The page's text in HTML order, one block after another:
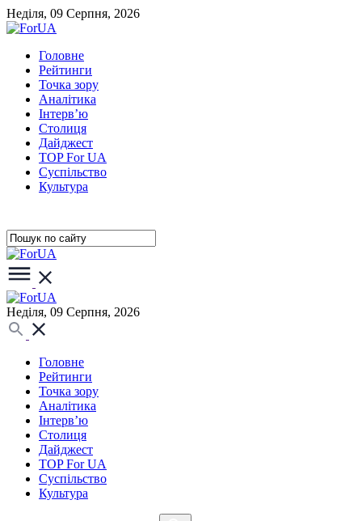
Неділя, 09 Серпня, 2026
Головне
Рейтинги
Точка зору
Аналітика
Інтерв’ю
Столиця
Дайджест
TOP For UA
Суспiльство
Культура
Неділя, 09 Серпня, 2026
Головне
Рейтинги
Точка зору
Аналітика
Інтерв’ю
Столиця
Дайджест
TOP For UA
Суспiльство
Культура